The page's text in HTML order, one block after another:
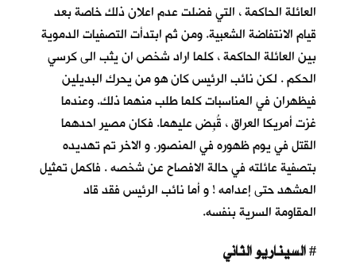
العائلة الحاكمة ، التي فضلت عدم اعلان ذلك خاصة بعد
قيام الانتفاضة الشعبية. ومن ثم ابتدأت التصفيات الدموية
بين العائلة الحاكمة ، كلما اراد شخص ان يثب الى كرسي
الحكم . لكن نائب الرئيس كان هو من يحرك البديلين
فيظهران في المناسبات كلما طلب منهما ذلك. وعندما
غزت أمريكا العراق ، قُبِض عليهما. فكان مصير احدهما
القتل في يوم ظهوره في المنصور. و الاخر تم تهديده
بتصفية عائلته في حالة الافصاح عن شخصه . فاكمل تمثيل
المشهد حتى إعدامه ! و أما نائب الرئيس فقد قاد
المقاومة السرية بنفسه.
#